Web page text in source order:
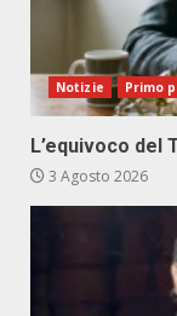
Notizie Primo
L’equivoco del
3 Agosto 2026